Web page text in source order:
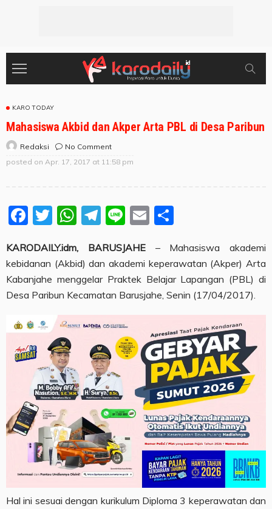
KARO TODAY
Mahasiswa Akbid dan Akper Arta PBL di Desa Paribun
Redaksi
No Comment
posted on Apr. 17, 2017 at 11:58 pm
Facebook
Twitter
WhatsApp
Telegram
LineEmail
KARODAILY.idm, BARUSJAHE– Mahasiswa akademi
kebidanan (Akbid) dan akademi keperawatan (Akper) Arta
Kabanjahe menggelar Praktek Belajar Lapangan (PBL) di
Desa Paribun Kecamatan Barusjahe, Senin (17/04/2017).
Hal ini sesuai dengan kurikulum Diploma 3 keperawatan dan